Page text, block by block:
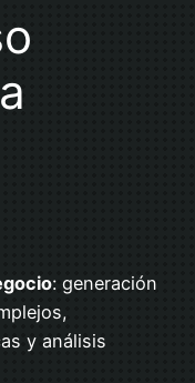
: generación
y análisis